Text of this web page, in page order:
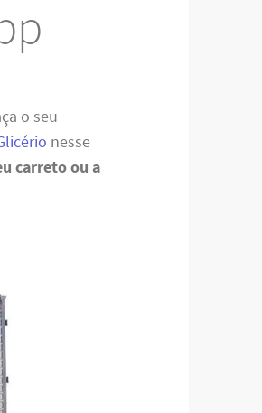
o seu
nesse
carreto ou a